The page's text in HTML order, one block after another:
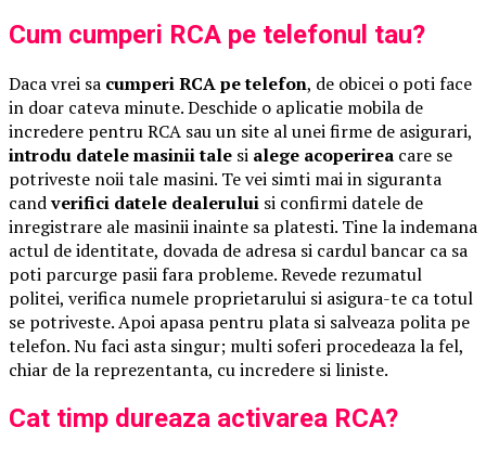
Cum cumperi RCA pe telefonul tau?
Daca vrei sa cumperi RCA pe telefon, de obicei o poti face
in doar cateva minute. Deschide o aplicatie mobila de
incredere pentru RCA sau un site al unei firme de asigurari,
introdu datele masinii tale si alege acoperirea care se
potriveste noii tale masini. Te vei simti mai in siguranta
candverifici datele dealerului si confirmi datele de
inregistrare ale masinii inainte sa platesti. Tine la indemana
actul de identitate, dovada de adresa si cardul bancar ca sa
poti parcurge pasii fara probleme. Revede rezumatul
politei, verifica numele proprietarului si asigura-te ca totul
se potriveste. Apoi apasa pentru plata si salveaza polita pe
telefon. Nu faci asta singur; multi soferi procedeaza la fel,
chiar de la reprezentanta, cu incredere si liniste.
Cat timp dureaza activarea RCA?